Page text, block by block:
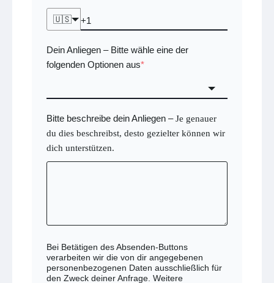
🇺🇸
Dein Anliegen –Bitte wähle eine der
folgenden Optionen aus*
Bitte beschreibe dein Anliegen – Je genauer
du dies beschreibst, desto gezielter können wir
dich unterstützen.
Bei Betätigen des Absenden-Buttons
verarbeiten wir die von dir angegebenen
personenbezogenen Daten ausschließlich für
den Zweck deiner Anfrage. Weitere